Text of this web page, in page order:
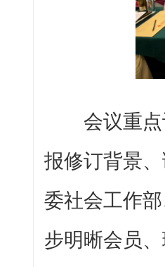
会议重点
报修订背景
委社会工作
步明晰会员